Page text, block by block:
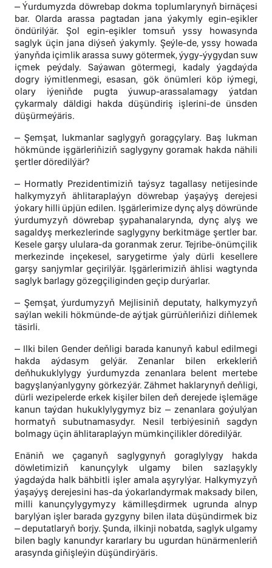
– Ýurdumyzda döwrebap dokma toplumlarynyň birnäçesi
bar. Olarda arassa pagtadan jana ýakymly egin-eşikler
öndürilýär. Şol egin-eşikler tomsuň yssy howasynda
saglyk üçin jana diýseň ýakymly. Şeýle-de, yssy howada
ýanyňda içimlik arassa suwy götermek, ýygy-ýygydan suw
içmek peýdaly. Saýawan götermegi, kadaly ýagdaýda
dogry iýmitlenmegi, esasan, gök önümleri köp iýmegi,
olary iýeniňde pugta ýuwup-arassalamagy ýatdan
çykarmaly däldigi hakda düşündiriş işlerini-de ünsden
düşürmeýäris.
– Şemşat, lukmanlar saglygyň goragçylary. Baş lukman
hökmünde işgärleriňiziň saglygyny goramak hakda nähili
şertler döredilýär?
– Hormatly Prezidentimiziň taýsyz tagallasy netijesinde
halkymyzyň ählitaraplaýyn döwrebap ýaşaýyş derejesi
ýokary hilli üpjün edilen. Işgärlerimize dynç alyş döwründe
ýurdumyzyň döwrebap şypahanalarynda, dynç alyş we
sagaldyş merkezlerinde saglygyny berkitmäge şertler bar.
Kesele garşy ululara-da goranmak zerur. Tejribe-önümçilik
merkezinde inçekesel, sarygetirme ýaly dürli kesellere
garşy sanjymlar geçirilýär. Işgärlerimiziň ählisi wagtynda
saglyk barlagy gözegçiliginden geçip durýarlar.
– Şemşat, ýurdumyzyň Mejlisiniň deputaty, halkymyzyň
saýlan wekili hökmünde-de aýtjak gürrüňleriňizi diňlemek
täsirli.
– Ilki bilen Gender deňligi barada kanunyň kabul edilmegi
hakda aýdasym gelýär. Zenanlar bilen erkekleriň
deňhukuklylygy ýurdumyzda zenanlara belent mertebe
bagyşlanýanlygyny görkezýär. Zähmet haklarynyň deňligi,
dürli wezipelerde erkek kişiler bilen deň derejede işlemäge
kanun taýdan hukuklylygymyz biz – zenanlara goýulýan
hormatyň subutnamasydyr. Nesil terbiýesiniň sagdyn
bolmagy üçin ählitaraplaýyn mümkinçilikler döredilýär.
Enäniň we çaganyň saglygynyň goraglylygy hakda
döwletimiziň kanunçylyk ulgamy bilen sazlaşykly
ýagdaýda halk bähbitli işler amala aşyrylýar. Halkymyzyň
ýaşaýyş derejesini has-da ýokarlandyrmak maksady bilen,
milli kanunçylygymyzy kämilleşdirmek ugrunda alnyp
barylýan işler barada gyzgyny bilen ilata düşündirmek biz
– deputatlaryň borjy. Şunda, ilkinji nobatda, saglyk ulgamy
bilen bagly kanundyr kararlary bu ugurdan hünärmenleriň
arasynda giňişleýin düşündirýäris.